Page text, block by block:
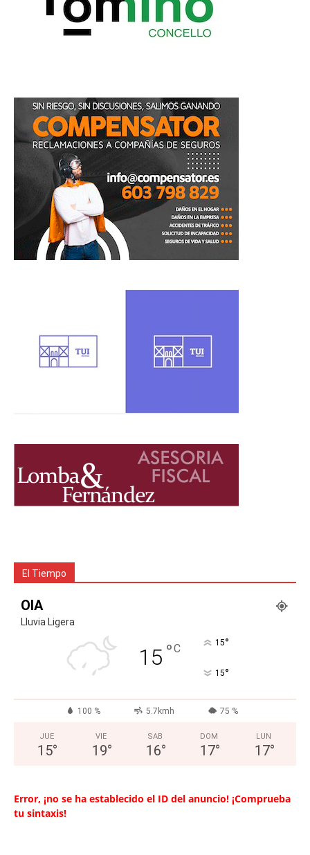
El Tiempo
OIA
Lluvia Ligera
15 °C 15°
15°
100 % 5.7kmh 75 %
JUE
15°
VIE
19°
SAB
16°
DOM
17°
LUN
17°
Error, ¡no se ha establecido el ID del anuncio! ¡Comprueba
tu sintaxis!